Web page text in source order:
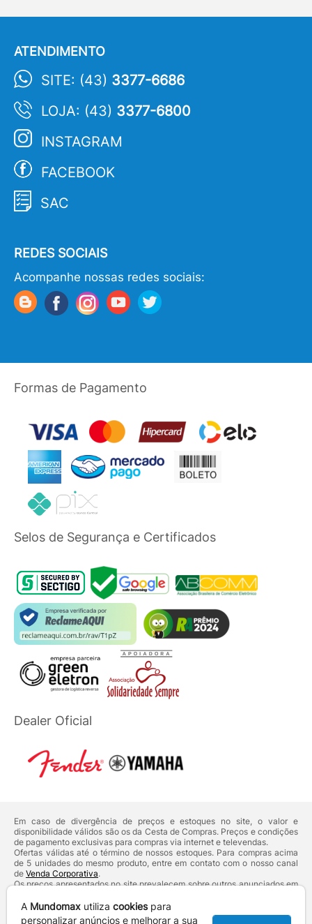
ATENDIMENTO
SITE: (43) 3377-6686
LOJA: (43) 3377-6800
INSTAGRAM
FACEBOOK
SAC
REDES SOCIAIS
Acompanhe nossas redes sociais:
Formas de Pagamento
Selos de Segurança e Certificados
Dealer Oficial
Em caso de divergência de preços e estoques no site, o valor e
disponibilidade válidos são os da Cesta de Compras. Preços e condições
de pagamento exclusivas para compras via internet e televendas.
Ofertas válidas até o término de nossos estoques. Para compras acima
de 5 unidades do mesmo produto, entre em contato com o nosso canal
de Venda Corporativa.
Os preços apresentados no site prevalecem sobre outros anunciados em
Defesa do Consumidor:Lei nº 8.078.
Vendas sujeitas à confirmação de dados e análises de crédito e risco.
A Mundomax utiliza cookiespara
personalizar anúncios e melhorar a sua